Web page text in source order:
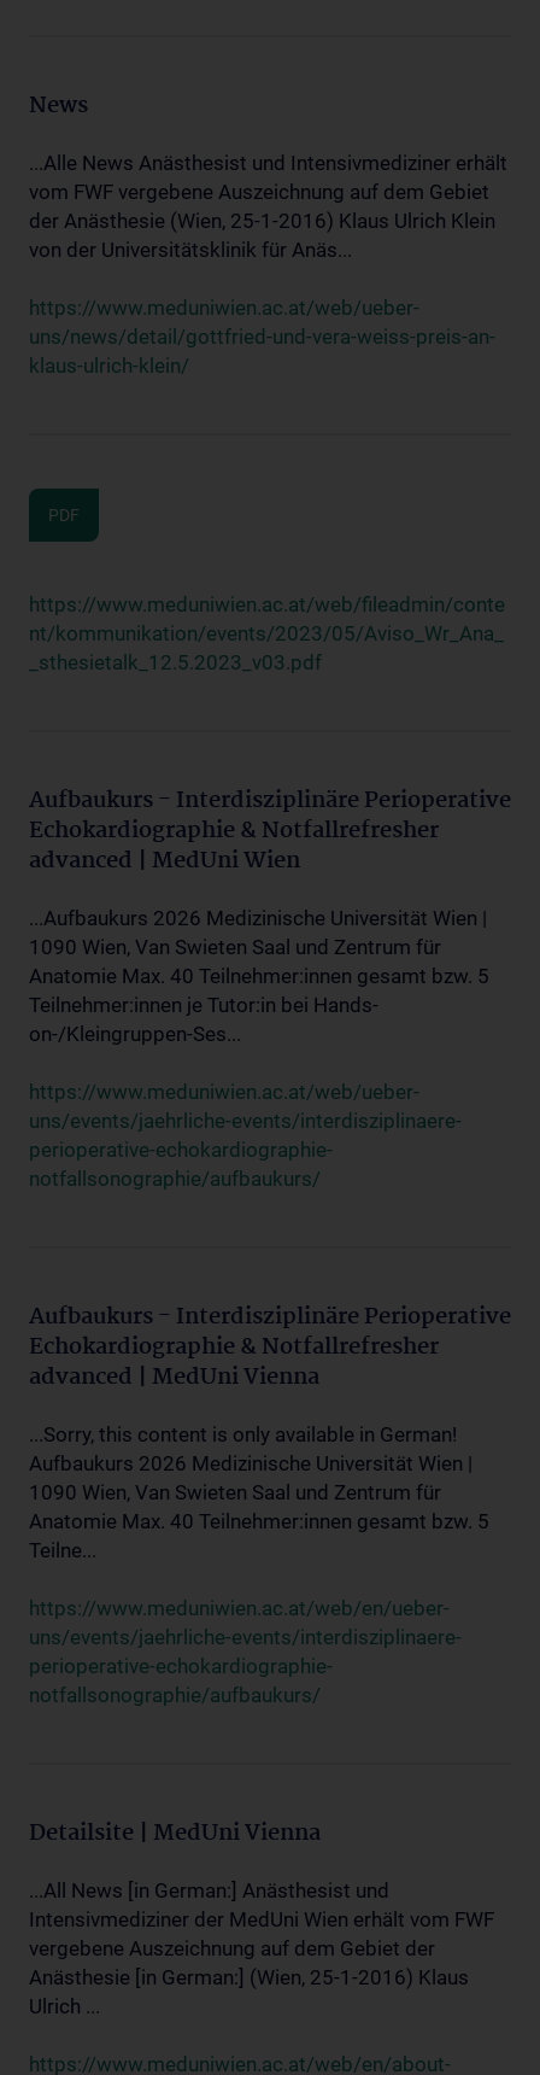
News
...Alle News Anästhesist und Intensivmediziner erhält
vom FWF vergebene Auszeichnung auf dem Gebiet
der Anästhesie (Wien, 25-1-2016) Klaus Ulrich Klein
von der Universitätsklinik für Anäs...
https://www.meduniwien.ac.at/web/ueber-
uns/news/detail/gottfried-und-vera-weiss-preis-an-
klaus-ulrich-klein/
PDF
https://www.meduniwien.ac.at/web/fileadmin/conte
nt/kommunikation/events/2023/05/Aviso_Wr_Ana_
_sthesietalk_12.5.2023_v03.pdf
Aufbaukurs - Interdisziplinäre Perioperative
Echokardiographie & Notfallrefresher
advanced | MedUni Wien
...Aufbaukurs 2026 Medizinische Universität Wien |
1090 Wien, Van Swieten Saal und Zentrum für
Anatomie Max. 40 Teilnehmer:innen gesamt bzw. 5
Teilnehmer:innen je Tutor:in bei Hands-
on-/Kleingruppen-Ses...
https://www.meduniwien.ac.at/web/ueber-
uns/events/jaehrliche-events/interdisziplinaere-
perioperative-echokardiographie-
notfallsonographie/aufbaukurs/
Aufbaukurs - Interdisziplinäre Perioperative
Echokardiographie & Notfallrefresher
advanced | MedUni Vienna
...Sorry, this content is only available in German!
Aufbaukurs 2026 Medizinische Universität Wien |
1090 Wien, Van Swieten Saal und Zentrum für
Anatomie Max. 40 Teilnehmer:innen gesamt bzw. 5
Teilne...
https://www.meduniwien.ac.at/web/en/ueber-
uns/events/jaehrliche-events/interdisziplinaere-
perioperative-echokardiographie-
notfallsonographie/aufbaukurs/
Detailsite | MedUni Vienna
...All News [in German:] Anästhesist und
Intensivmediziner der MedUni Wien erhält vom FWF
vergebene Auszeichnung auf dem Gebiet der
Anästhesie [in German:] (Wien, 25-1-2016) Klaus
Ulrich ...
https://www.meduniwien.ac.at/web/en/about-